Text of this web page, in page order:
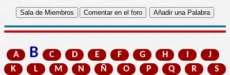
A B C D E F G H I
J
K
L M N Ñ O P Q R
S